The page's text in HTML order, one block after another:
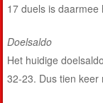
17 duels is daarmee
Doelsaldo
Het huidige
32-23. Dus tien